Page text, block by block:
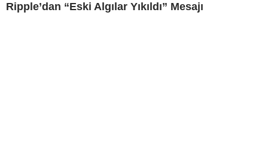
Ripple’dan “Eski Algılar Yıkıldı” Mesajı